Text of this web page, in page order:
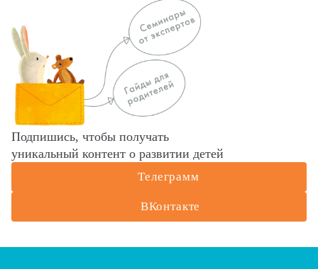
Подпишись, чтобы получать
уникальный контент о развитии детей
Телеграмм
ВКонтакте